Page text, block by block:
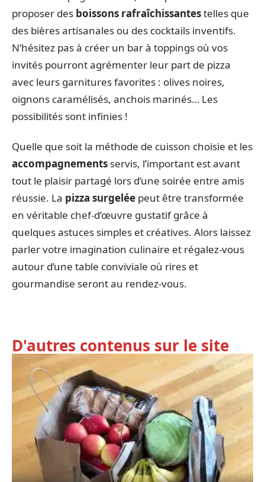
proposer des boissons rafraîchissantestelles que
des bières artisanales ou des cocktails inventifs.
N’hésitez pas à créer un bar à toppings où vos
invités pourront agrémenter leur part de pizza
avec leurs garnitures favorites : olives noires,
oignons caramélisés, anchois marinés… Les
possibilités sont infinies !
Quelle que soit la méthode de cuisson choisie et les
accompagnements servis, l’important est avant
tout le plaisir partagé lors d’une soirée entre amis
réussie. La pizza surgelée peut être transformée
en véritable chef-d’œuvre gustatif grâce à
quelques astuces simples et créatives. Alors laissez
parler votre imagination culinaire et régalez-vous
autour d’une table conviviale où rires et
gourmandise seront au rendez-vous.
D'autres contenus sur le site